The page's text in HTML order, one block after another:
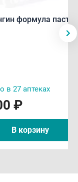
формула
в 27 аптеках
₽
В корзину